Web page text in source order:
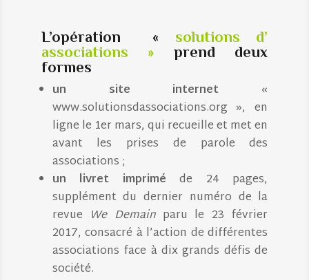
L’opération « solutions d’
associations » prend deux
formes
un site internet «
www.solutionsdassociations.org », en
ligne le 1er mars, qui recueille et met en
avant les prises de parole des
associations ;
un livret imprimé de 24 pages,
supplément du dernier numéro de la
revue We Demainparu le 23 février
2017, consacré à l’action de différentes
associations face à dix grands défis de
société.